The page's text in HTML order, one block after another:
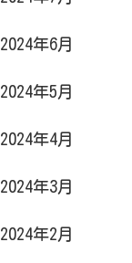
2024年6月
2024年5月
2024年4月
2024年3月
2024年2月